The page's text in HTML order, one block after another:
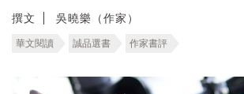
撰文 吳曉樂（作家）
華文閱讀 誠品選書 作家書評